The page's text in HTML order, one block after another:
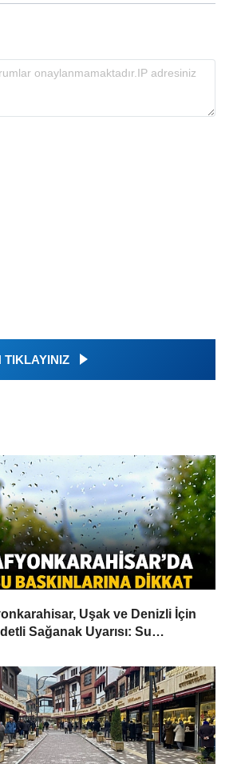
TIKLAYINIZ
Uşak ve Denizli İçin
Sağanak Uyarısı: Su